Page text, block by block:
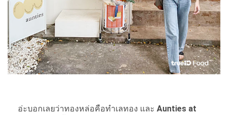
อ่ะบอกเลยว่าทองหล่อคือทำเลทอง และ Aunties at